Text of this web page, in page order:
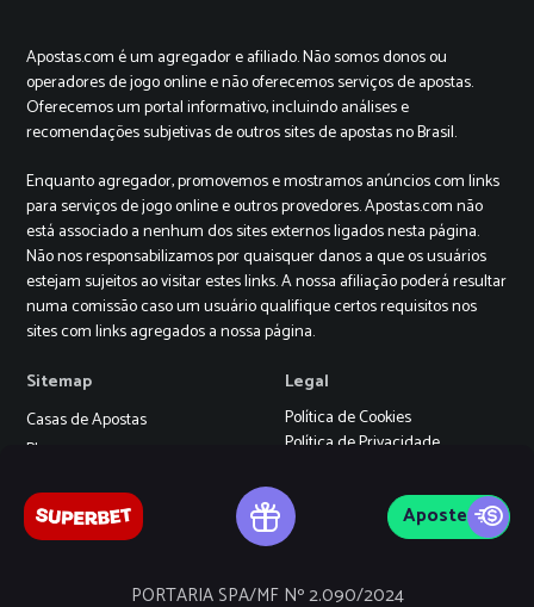
Aposte
PORTARIA SPA/MF Nº 2.090/2024
Apostas.com é um agregador e afiliado. Não somos donos ou
operadores de jogo online e não oferecemos serviços de apostas.
Oferecemos um portal informativo, incluindo análises e
recomendações subjetivas de outros sites de apostas no Brasil.
Enquanto agregador, promovemos e mostramos anúncios com links
para serviços de jogo online e outros provedores. Apostas.com não
está associado a nenhum dos sites externos ligados nesta página.
Não nos responsabilizamos por quaisquer danos a que os usuários
estejam sujeitos ao visitar estes links. A nossa afiliação poderá resultar
numa comissão caso um usuário qualifique certos requisitos nos
sites com links agregados a nossa página.
Sitemap
Casas de Apostas
Blog
Legal
Política de Cookies
Política de Privacidade
+18
Jogo Responsável
Suporte